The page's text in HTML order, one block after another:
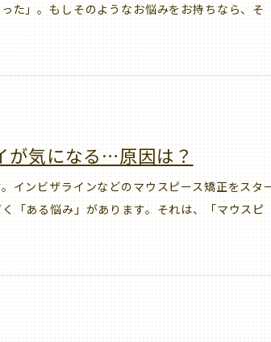
た」。もしそのようなお悩みをお持ちなら、そ
が気になる…原因は？
インビザラインなどのマウスピース矯正をスタ
「ある悩み」があります。それは、「マウスピ